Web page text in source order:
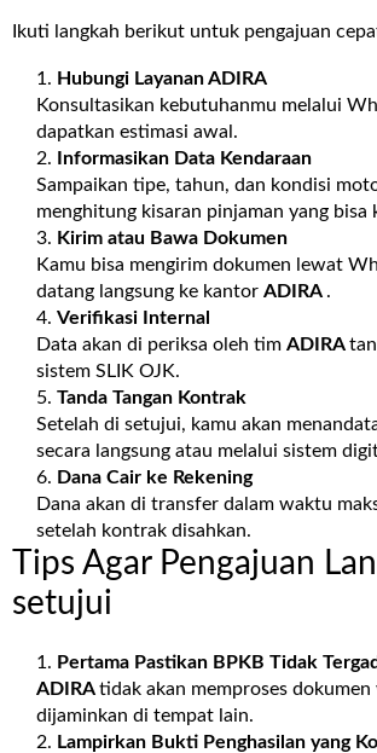
Ikuti langkah berikut untuk pengajuan
Hubungi LayananADIRA
Konsultasikan kebutuhanmu melalui
dapatkan estimasi awal.
Informasikan Data Kendaraan
Sampaikan tipe, tahun, dan kondisi
menghitung kisaran pinjaman yang bisa
Kirim atau Bawa Dokumen
Kamu bisa mengirim dokumen lewat
datang langsung ke kantor ADIRA .
Verifikasi Internal
Data akan di periksa oleh tim ADIRA
sistem SLIK OJK.
Tanda Tangan Kontrak
Setelah di setujui, kamu akan
secara langsung atau melalui sistem
Dana Cair ke Rekening
Dana akan di transfer dalam waktu
setelah kontrak disahkan.
Tips Agar Pengajuan
setujui
Pertama Pastikan BPKB Tidak
ADIRAtidak akan memproses dokumen
dijaminkan di tempat lain.
Lampirkan Bukti Penghasilan yang